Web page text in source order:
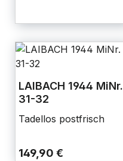
LAIBACH 1944 MiNr.
31-32
Tadellos postfrisch
149,90 €